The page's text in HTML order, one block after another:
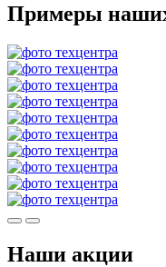
Примеры
Наши акции